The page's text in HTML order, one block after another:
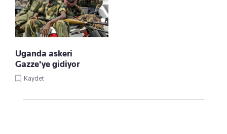
Uganda askeri
Gazze'ye gidiyor
Kaydet